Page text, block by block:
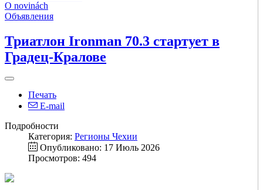
O novinách
Объявления
Триатлон Ironman 70.3 стартует в
Градец-Кралове
Печать
E-mail
Подробности
Категория: Регионы Чехии
Опубликовано: 17 Июль 2026
Просмотров: 494